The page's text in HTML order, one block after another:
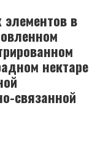
в
нектаре
связанной